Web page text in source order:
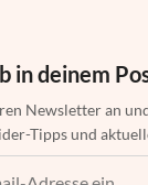
in deinem
Newsletter an
Tipps und